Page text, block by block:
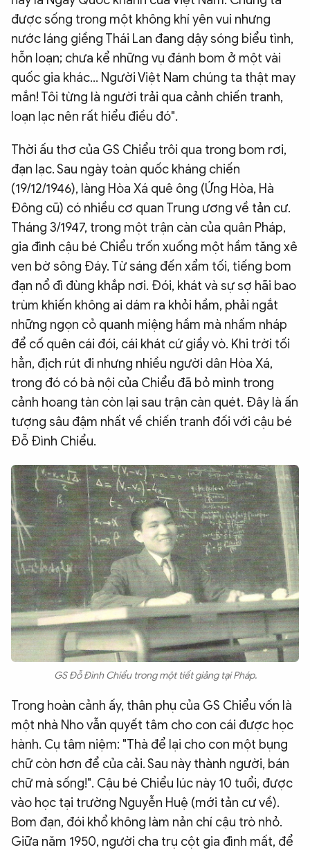
được sống trong một không khí yên vui nhưng
nước láng giềng Thái Lan đang dậy sóng biểu tình,
hỗn loạn; chưa kể những vụ đánh bom ở một vài
quốc gia khác... Người Việt Nam chúng ta thật may
mắn! Tôi từng là người trải qua cảnh chiến tranh,
loạn lạc nên rất hiểu điều đó".
Thời ấu thơ của GS Chiểu trôi qua trong bom rơi,
đạn lạc. Sau ngày toàn quốc kháng chiến
(19/12/1946), làng Hòa Xá quê ông (Ứng Hòa, Hà
Đông cũ) có nhiều cơ quan Trung ương về tản cư.
Tháng 3/1947, trong một trận càn của quân Pháp,
gia đình cậu bé Chiểu trốn xuống một hầm tăng xê
ven bờ sông Đáy. Từ sáng đến xẩm tối, tiếng bom
đạn nổ đì đùng khắp nơi. Đói, khát và sự sợ hãi bao
trùm khiến không ai dám ra khỏi hầm, phải ngắt
những ngọn cỏ quanh miệng hầm mà nhấm nháp
để cố quên cái đói, cái khát cứ giầy vò. Khi trời tối
hẳn, địch rút đi nhưng nhiều người dân Hòa Xá,
trong đó có bà nội của Chiểu đã bỏ mình trong
cảnh hoang tàn còn lại sau trận càn quét. Đây là ấn
tượng sâu đậm nhất về chiến tranh đối với cậu bé
Đỗ Đình Chiểu.
GS Đỗ Đình Chiểu trong một tiết giảng tại Pháp.
Trong hoàn cảnh ấy, thân phụ của GS Chiểu vốn là
một nhà Nho vẫn quyết tâm cho con cái được học
hành. Cụ tâm niệm: "Thà để lại cho con một bụng
chữ còn hơn để của cải. Sau này thành người, bán
chữ mà sống!". Cậu bé Chiểu lúc này 10 tuổi, được
vào học tại trường Nguyễn Huệ (mới tản cư về).
Bom đạn, đói khổ không làm nản chí cậu trò nhỏ.
Giữa năm 1950, người cha trụ cột gia đình mất, để